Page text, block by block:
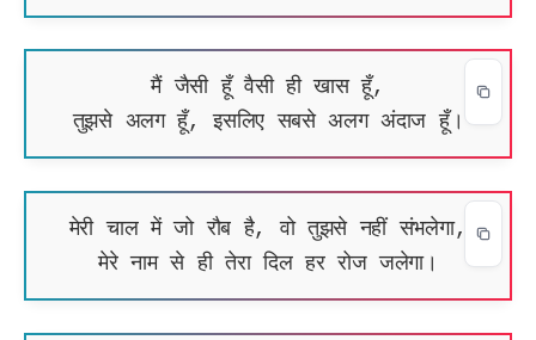
मैं जैसी हूँ वैसी ही खास हूँ,
तुझसे अलग हूँ, इसलिए सबसे अलग अंदाज हूँ।
मेरी चाल में जो रौब है, वो तुझसे नहीं संभलेगा,
मेरे नाम से ही तेरा दिल हर रोज जलेगा।